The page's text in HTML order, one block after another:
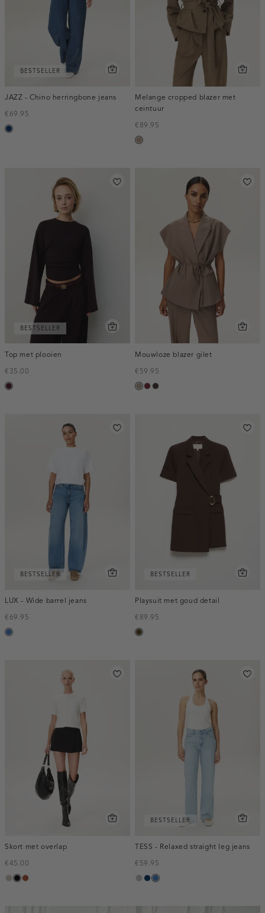
BESTSELLER
JAZZ - Chino herringbone jeans
€69.95
blauw,
Melange cropped blazer met
ceintuur
€89.95
taupe,
BESTSELLER
Top met plooien
€35.00
pruim,
Mouwloze blazer gilet
€59.95
taupe,
bordeaux,
choco,
BESTSELLER
LUX - Wide barrel jeans
€69.95
blauw,
BESTSELLER
Playsuit met goud detail
€89.95
toffee
Skort met overlap
€45.00
taupe,
zwartbruin
BESTSELLER
TESS - Relaxed straight leg jeans
€59.95
grijs,
middle
blauw,
dark
blauw,
middle